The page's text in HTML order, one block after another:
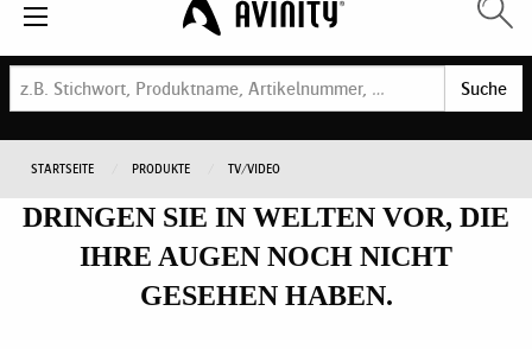
Suche
STARTSEITE PRODUKTE TV/VIDEO
DRINGEN SIE IN WELTEN VOR, DIE
IHRE AUGEN NOCH NICHT
GESEHEN HABEN.